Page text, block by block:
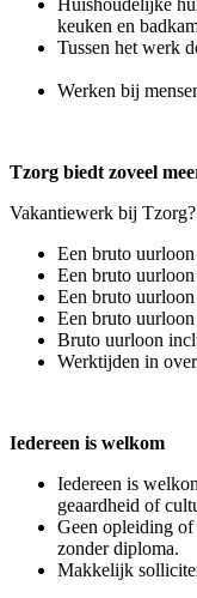
Huishoudelijke
keuken en
Tussen het werk
Werken bij
Tzorg biedt zoveel
Vakantiewerk bij
Een bruto
Een bruto
Een bruto
Een bruto
Bruto uurloon
Werktijden in
Iedereen is welkom
Iedereen is
geaardheid of
Geen opleiding
zonder diploma.
Makkelijk